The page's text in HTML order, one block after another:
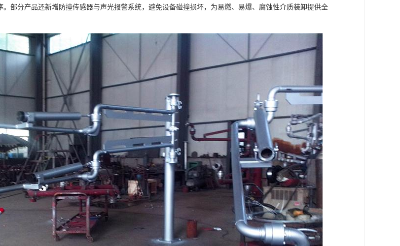
。部分产品还新增防撞传感器与声光报警系统，避免设备碰撞损坏，为易燃、易爆、腐蚀性介质装卸提供全